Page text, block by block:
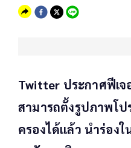
Twitter ประกาศฟีเจ
สามารถตั้งรูปภาพโ
ครองได้แล้ว นำร่องใ